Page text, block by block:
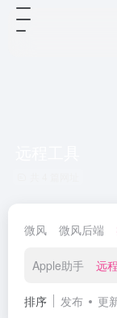
微风 微风后端
Apple助手 远
排序 发布 更